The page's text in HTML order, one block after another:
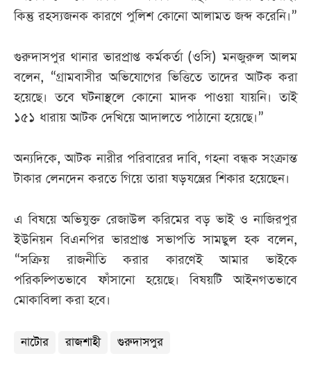
কিন্তু রহস্যজনক কারণে পুলিশ কোনো আলামত জব্দ করেনি।”
গুরুদাসপুর থানার ভারপ্রাপ্ত কর্মকর্তা (ওসি) মনজুরুল আলম
বলেন, “গ্রামবাসীর অভিযোগের ভিত্তিতে তাদের আটক করা
হয়েছে। তবে ঘটনাস্থলে কোনো মাদক পাওয়া যায়নি। তাই
১৫১ ধারায় আটক দেখিয়ে আদালতে পাঠানো হয়েছে।”
অন্যদিকে, আটক নারীর পরিবারের দাবি, গহনা বন্ধক সংক্রান্ত
টাকার লেনদেন করতে গিয়ে তারা ষড়যন্ত্রের শিকার হয়েছেন।
এ বিষয়ে অভিযুক্ত রেজাউল করিমের বড় ভাই ও নাজিরপুর
ইউনিয়ন বিএনপির ভারপ্রাপ্ত সভাপতি সামছুল হক বলেন,
“সক্রিয় রাজনীতি করার কারণেই আমার ভাইকে
পরিকল্পিতভাবে ফাঁসানো হয়েছে। বিষয়টি আইনগতভাবে
মোকাবিলা করা হবে।
নাটোর রাজশাহী গুরুদাসপুর